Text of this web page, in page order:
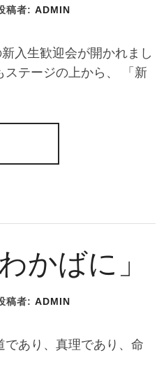
稿者: ADMIN
入生歓迎会が開かれまし
ステージの上から、 「新
かばに」
稿者: ADMIN
あり、真理であり、命
。」